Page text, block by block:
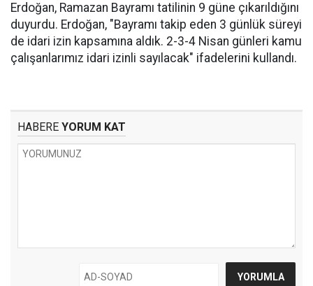
Erdoğan, Ramazan Bayramı tatilinin 9 güne çıkarıldığını
duyurdu. Erdoğan, "Bayramı takip eden 3 günlük süreyi
de idari izin kapsamına aldık. 2-3-4 Nisan günleri kamu
çalışanlarımız idari izinli sayılacak" ifadelerini kullandı.
HABERE YORUM KAT